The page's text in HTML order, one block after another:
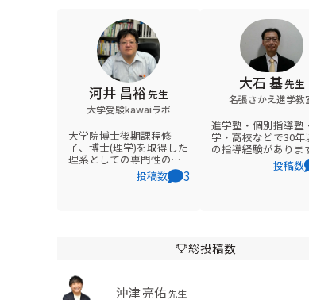
河井 昌裕先生
大学受験kawaiラボ
大学院博士後期課程修
了、博士(理学)を取得した
理系としての専門性の高
さを活かし、化学を専門
に、数学、物理などの大
投稿数 3
大石 基先生
名張さかえ進学教
進学塾・個別指導塾
学・高校などで30年
の指導経験がありま
合格実績としては、
私国立中学、私立高
を行っています。 ま
オンラインで24時間
投稿数
総投稿数
沖津 亮佑先生